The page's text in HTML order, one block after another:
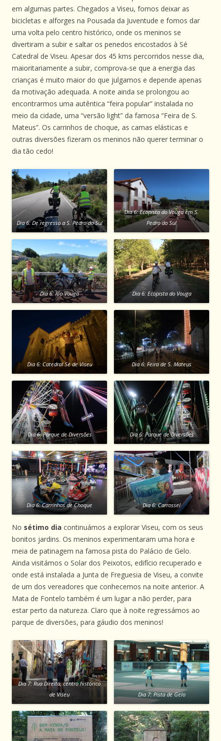
em algumas partes. Chegados a Viseu, fomos deixar as
bicicletas e alforges na Pousada da Juventude e fomos dar
uma volta pelo centro histórico, onde os meninos se
divertiram a subir e saltar os penedos encostados à Sé
Catedral de Viseu. Apesar dos 45 kms percorridos nesse dia,
maioritariamente a subir, comprova-se que a energia das
crianças é muito maior do que julgamos e depende apenas
da motivação adequada. A noite ainda se prolongou ao
encontrarmos uma autêntica “feira popular” instalada no
meio da cidade, uma “versão light” da famosa “Feira de S.
Mateus”. Os carrinhos de choque, as camas elásticas e
outras diversões fizeram os meninos não querer terminar o
dia tão cedo!
Dia 6: De regresso a S. Pedro do Sul
Dia 6: Ecopista do Vouga em S.
Pedro do Sul
Dia 6: Rio Vouga Dia 6: Ecopista do Vouga
Dia 6: Catedral Sé de Viseu Dia 6: Feira de S. Mateus
Dia 6: Parque de Diversões Dia 6: Parque de Diversões
Dia 6: Carrinhos de Choque Dia 6: Carrossel
No sétimo dia continuámos a explorar Viseu, com os seus
bonitos jardins. Os meninos experimentaram uma hora e
meia de patinagem na famosa pista do Palácio de Gelo.
Ainda visitámos o Solar dos Peixotos, edifício recuperado e
onde está instalada a Junta de Freguesia de Viseu, a convite
de um dos vereadores que conhecemos na noite anterior. A
Mata de Fontelo também é um lugar a não perder, para
estar perto da natureza. Claro que à noite regressámos ao
parque de diversões, para gáudio dos meninos!
Dia 7: Rua Direita, centro histórico
de Viseu
Dia 7: Pista de Gelo